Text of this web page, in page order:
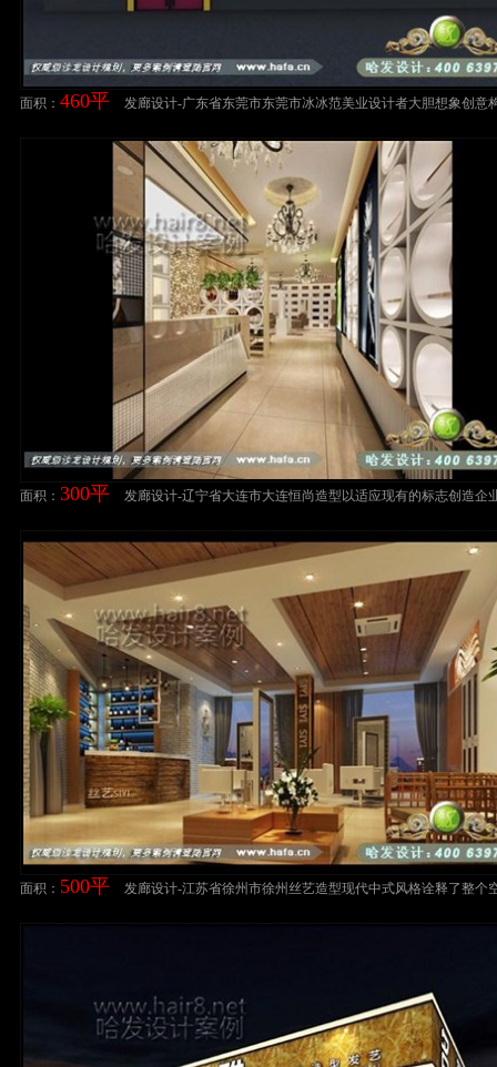
面积： 460平
发廊设计-广东省东莞市东莞市冰冰范美业设计者大胆想象创意
店设计案例
面积： 300平
发廊设计-辽宁省大连市大连恒尚造型以适应现有的标志创造企
面积： 500平
发廊设计-江苏省徐州市徐州丝艺造型现代中式风格诠释了整个